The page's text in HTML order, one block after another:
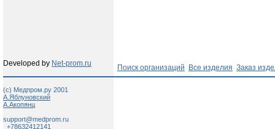
Developed by Net-prom.ru Поиск организаций Все изделия Заказ
(c) Медпром.ру 2001
А.Яблуновский
А.Акопянц
support@medprom.ru
+78632412141